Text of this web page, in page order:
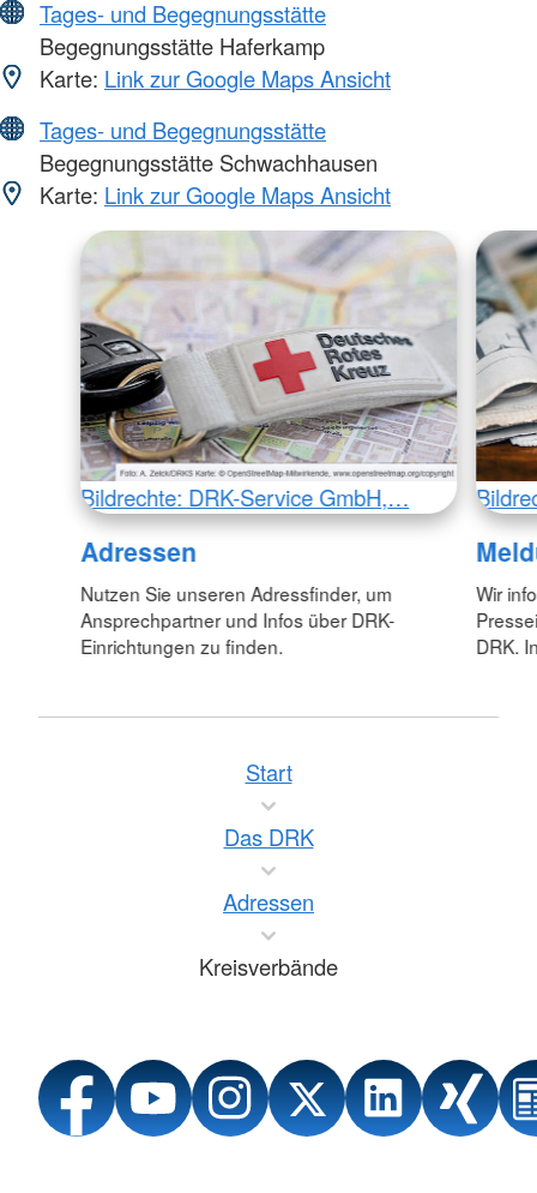
Tages- und Begegnungsstätte
Begegnungsstätte Haferkamp
Karte: Link zur Google Maps Ansicht
Tages- und Begegnungsstätte
Begegnungsstätte Schwachhausen
Karte: Link zur Google Maps Ansicht
Bildrechte: DRK-Service GmbH,…
Adressen
Nutzen Sie unseren Adressfinder, um
Ansprechpartner und Infos über DRK-
Einrichtungen zu finden.
Wir
DRK.
Start
Das DRK
Adressen
Kreisverbände